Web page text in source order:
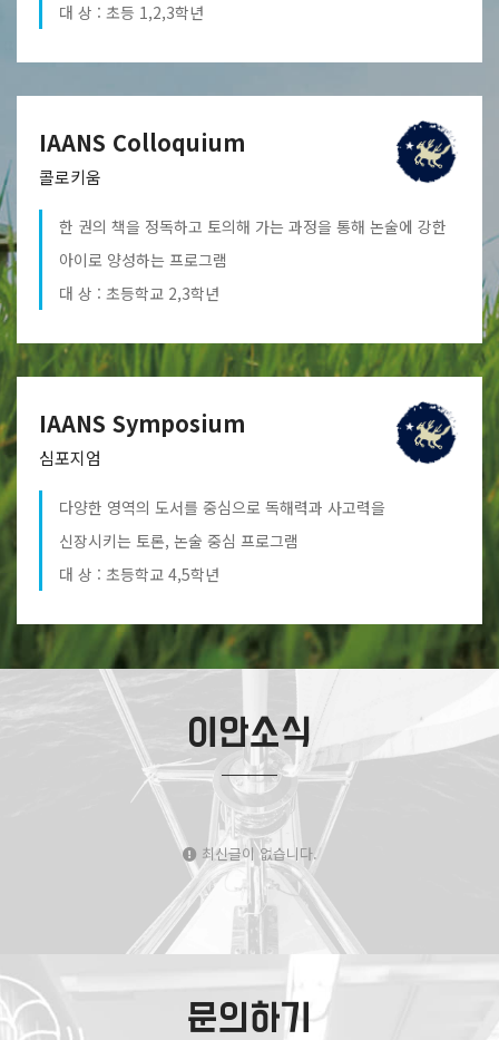
대 상 : 초등 1,2,3학년
IAANS Colloquium
콜로키움
한 권의 책을 정독하고 토의해 가는 과정을 통해 논술에 강한
아이로 양성하는 프로그램
대 상 : 초등학교 2,3학년
IAANS Symposium
심포지엄
다양한 영역의 도서를 중심으로 독해력과 사고력을
신장시키는 토론, 논술 중심 프로그램
대 상 : 초등학교 4,5학년
이안소식
최신글이 없습니다.
문의하기